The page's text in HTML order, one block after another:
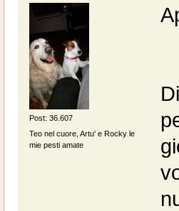
Post: 36.607
Teo nel cuore, Artu' e Rocky le
mie pesti amate